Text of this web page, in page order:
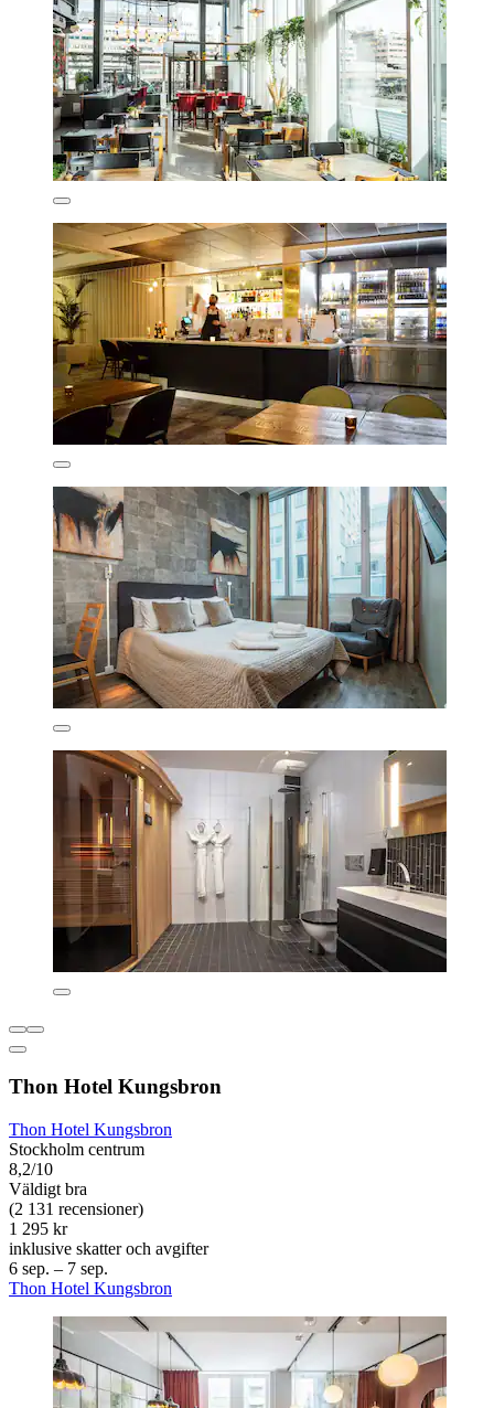
Thon Hotel Kungsbron
Thon Hotel Kungsbron
Stockholm centrum
8,2/10
Väldigt bra
(2 131 recensioner)
1 295 kr
inklusive skatter och avgifter
6 sep. – 7 sep.
Thon Hotel Kungsbron